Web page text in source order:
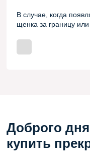
В случае, когда
щенка за границу или
Доброго
купить